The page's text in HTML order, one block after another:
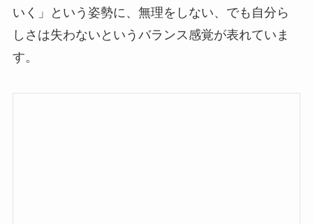
いく」という姿勢に、無理をしない、でも自分ら
しさは失わないというバランス感覚が表れていま
す。